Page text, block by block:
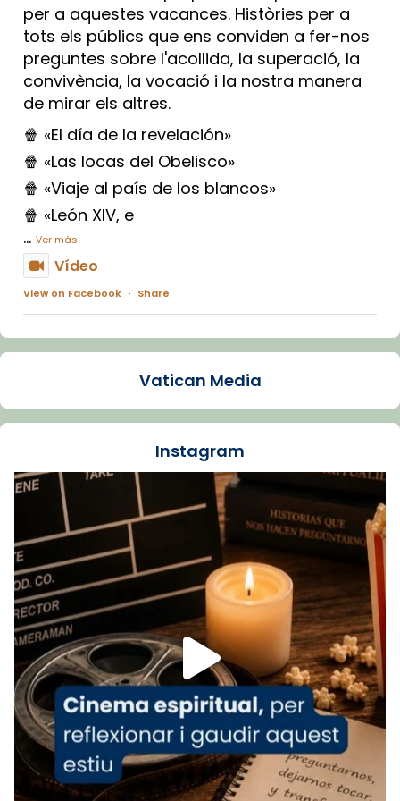
per a aquestes vacances. Històries per a
tots els públics que ens conviden a fer-nos
preguntes sobre l'acollida, la superació, la
convivència, la vocació i la nostra manera
de mirar els altres.
🍿 «El día de la revelación»
🍿 «Las locas del Obelisco»
🍿 «Viaje al país de los blancos»
🍿 «León XIV, e
... Ver más
Vídeo
View on Facebook · Share
Arquebisbat de Barcelona
La Carmina va patir depressió. Fa gairebé
dos mesos, a l'Estadi Lluís Companys, la
Recupera l'entrevista comp
Vatican
tican News 👇
www.vaticannews.va/es/iglesia/news/2026-
07/carmina-historia-depresion-papa-viaje-
espana-testimoni...
Foto
View on Facebook · Share
Arquebisbat de Barcelona
1 week ago
«Avui les santes Juliana i Semproniana ens
ajuden a alçar la mirada»
Vatican Media
Instagram